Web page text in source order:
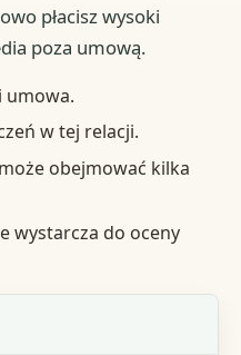
płacisz wysoki
poza umową.
umowa.
w tej relacji.
obejmować kilka
wystarcza do oceny